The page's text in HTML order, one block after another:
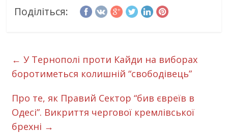
Поділіться:
← У Тернополі проти Кайди на виборах
боротиметься колишній “свободівець”
Про те, як Правий Сектор “бив євреїв в
Одесі”. Викриття чергової кремлівської
брехні →